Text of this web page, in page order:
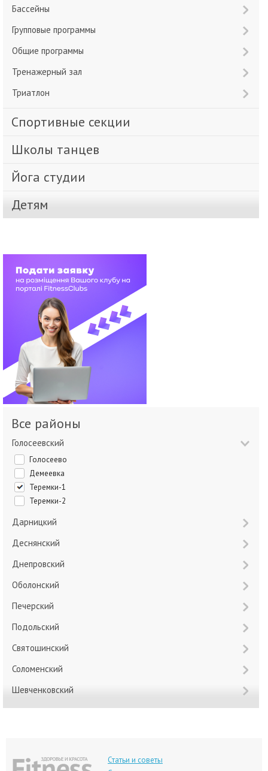
Бассейны
Групповые программы
Общие программы
Тренажерный зал
Триатлон
Спортивные секции
Школы танцев
Йога студии
Детям
Все районы
Голосеевский
Голосеево
Демеевка
Теремки-1
Теремки-2
Дарницкий
Деснянский
Днепровский
Оболонский
Печерский
Подольский
Святошинский
Соломенский
Шевченковский
Статьи и советы